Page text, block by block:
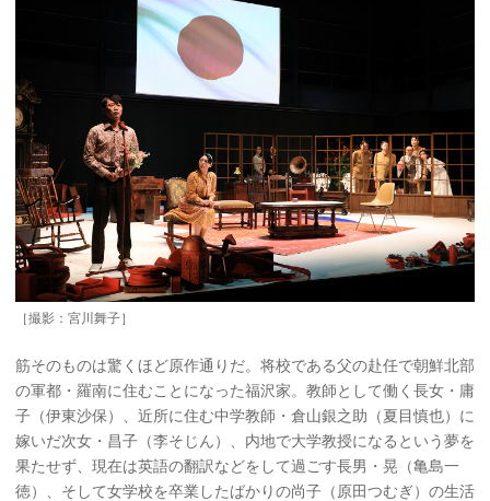
［撮影：宮川舞子］
筋そのものは驚くほど原作通りだ。将校である父の赴任で朝鮮北部
の軍都・羅南に住むことになった福沢家。教師として働く長女・庸
子（伊東沙保）、近所に住む中学教師・倉山銀之助（夏目慎也）に
嫁いだ次女・昌子（李そじん）、内地で大学教授になるという夢を
果たせず、現在は英語の翻訳などをして過ごす長男・晃（亀島一
徳）、そして女学校を卒業したばかりの尚子（原田つむぎ）の生活